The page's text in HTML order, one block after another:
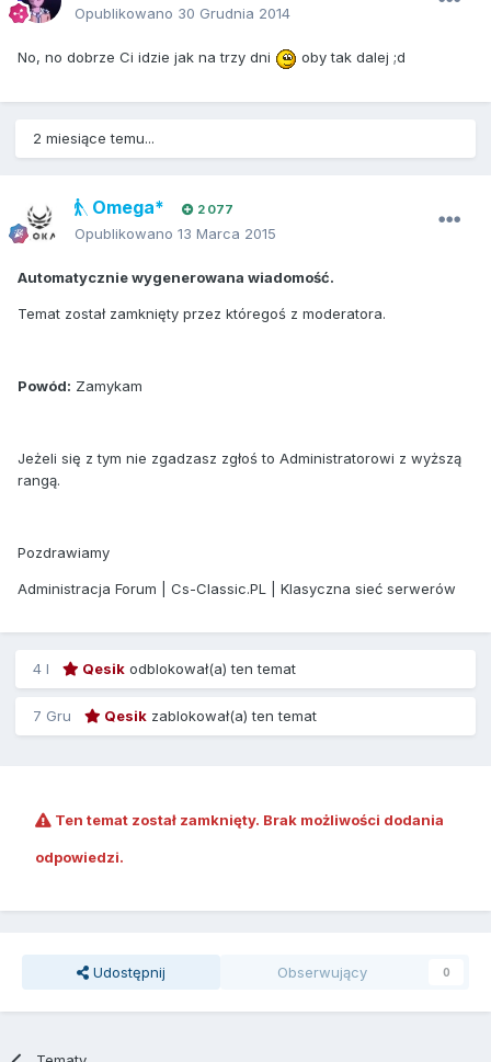
Opublikowano 30 Grudnia 2014
No, no dobrze Ci idzie jak na trzy dni oby tak dalej ;d
2 miesiące temu...
Omega* 2 077
Opublikowano 13 Marca 2015
Automatycznie wygenerowana wiadomość.
Temat został zamknięty przez któregoś z moderatora.
Powód: Zamykam
Jeżeli się z tym nie zgadzasz zgłoś to Administratorowi z wyższą
rangą.
Pozdrawiamy
Administracja Forum | Cs-Classic.PL | Klasyczna sieć serwerów
4 l Qesik odblokował(a) ten temat
7 Gru Qesik zablokował(a) ten temat
Ten temat został zamknięty. Brak możliwości dodania
odpowiedzi.
Udostępnij Obserwujący 0